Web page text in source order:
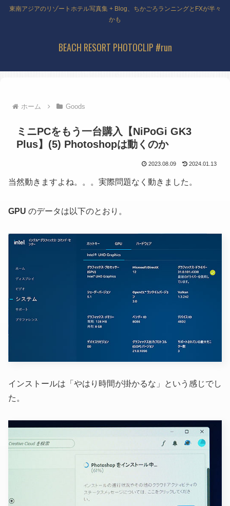
東南アジアのリゾートホテル写真集 + Blog、ちかごろランニングとFXが半々
かも
BEACH RESORT PHOTOCLIP #run
ホーム Goods
ミニPCをもう一台購入【NiPoGi GK3
Plus】(5) Photoshopは動くのか
2023.08.09 2024.01.13
当然動きますよね。。。実際問題なく動きました。
GPU のデータは以下のとおり。
インストールは「やはり時間が掛かるな」という感じでし
た。